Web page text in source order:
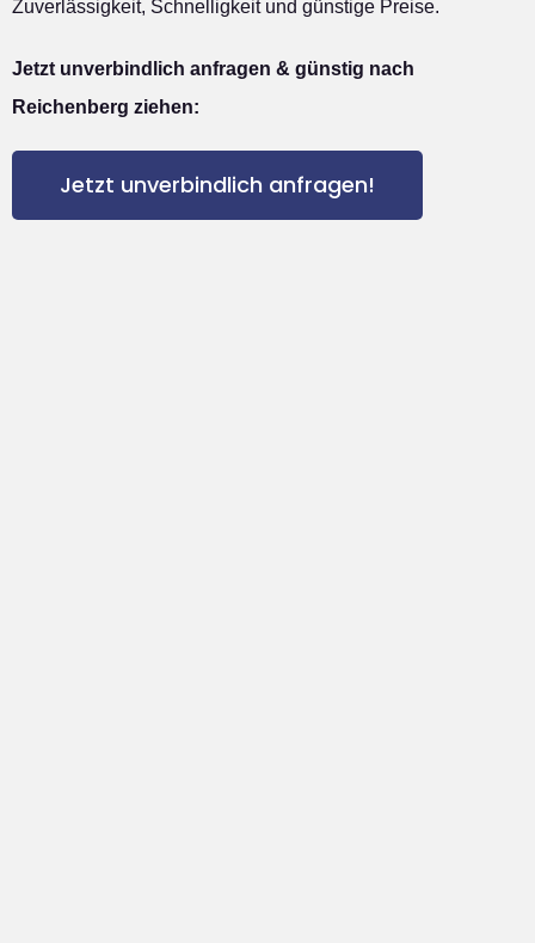
Zuverlässigkeit, Schnelligkeit und günstige Preise.
Jetzt unverbindlich anfragen & günstig nach
Reichenberg ziehen:
Jetzt unverbindlich anfragen!